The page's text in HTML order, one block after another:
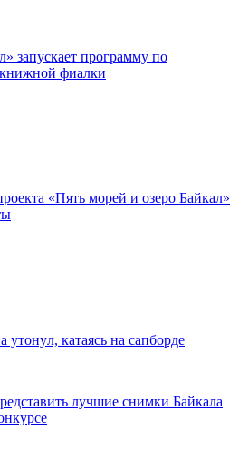
запускает программу по
фиалки
«Пять морей и озеро Байкал»
кaтaяcь нa caпбopдe
лучшие снимки Байкала